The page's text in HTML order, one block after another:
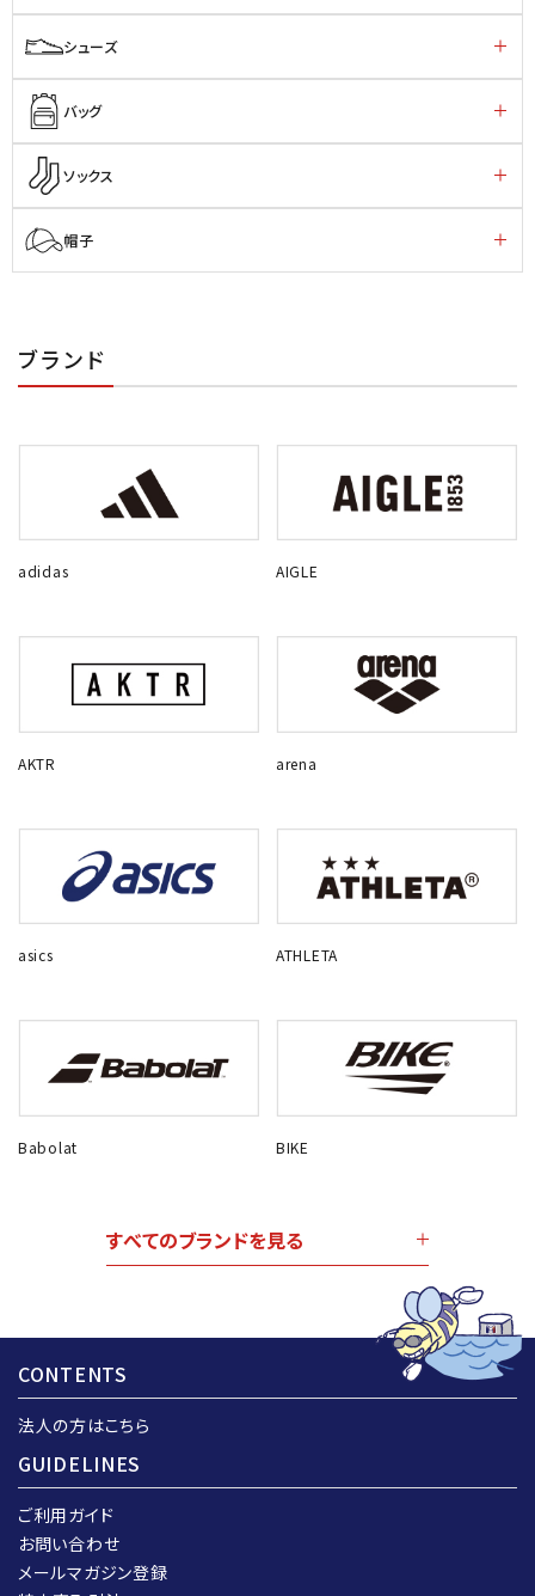
シューズ
バッグ
ソックス
帽子
ブランド
adidas AIGLE
AKTR arena
asics ATHLETA
Babolat BIKE
すべてのブランドを見る
CONTENTS
法人の方はこちら
GUIDELINES
ご利用ガイド
お問い合わせ
メールマガジン登録